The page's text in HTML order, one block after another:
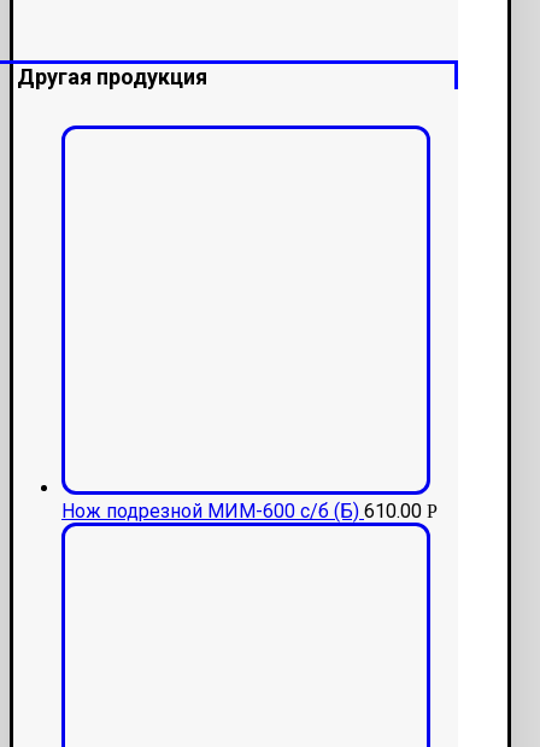
Другая продукция
Нож подрезной МИМ-600 с/б (Б) 610.00 Р